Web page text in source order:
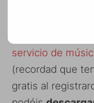
servicio de
(recordad que
gratis al